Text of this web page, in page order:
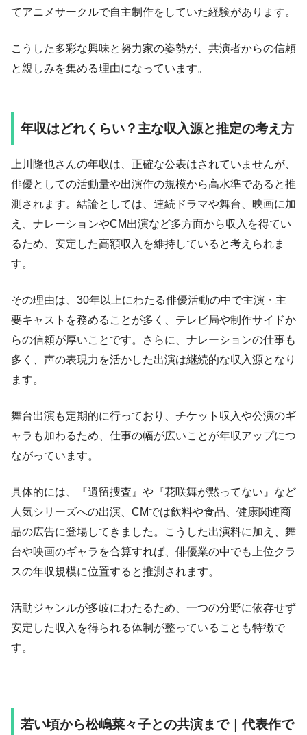
てアニメサークルで自主制作をしていた経験があります。
こうした多彩な興味と努力家の姿勢が、共演者からの信頼
と親しみを集める理由になっています。
年収はどれくらい？主な収入源と推定の考え方
上川隆也さんの年収は、正確な公表はされていませんが、
俳優としての活動量や出演作の規模から高水準であると推
測されます。結論としては、連続ドラマや舞台、映画に加
え、ナレーションやCM出演など多方面から収入を得てい
るため、安定した高額収入を維持していると考えられま
す。
その理由は、30年以上にわたる俳優活動の中で主演・主
要キャストを務めることが多く、テレビ局や制作サイドか
らの信頼が厚いことです。さらに、ナレーションの仕事も
多く、声の表現力を活かした出演は継続的な収入源となり
ます。
舞台出演も定期的に行っており、チケット収入や公演のギ
ャラも加わるため、仕事の幅が広いことが年収アップにつ
ながっています。
具体的には、『遺留捜査』や『花咲舞が黙ってない』など
人気シリーズへの出演、CMでは飲料や食品、健康関連商
品の広告に登場してきました。こうした出演料に加え、舞
台や映画のギャラを合算すれば、俳優業の中でも上位クラ
スの年収規模に位置すると推測されます。
活動ジャンルが多岐にわたるため、一つの分野に依存せず
安定した収入を得られる体制が整っていることも特徴で
す。
若い頃から松嶋菜々子との共演まで｜代表作で